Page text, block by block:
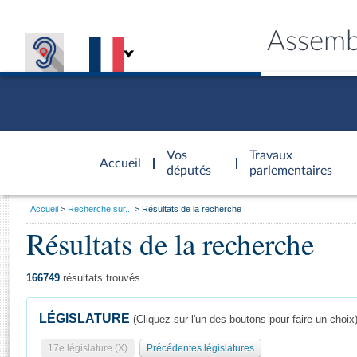
Accueil
d'accueil
Vos
députés
Travaux
parlementaires
Général
Vous
Accueil Recherche sur... Résultats de la recherche
Résultats de la recherche
166749 résultats trouvés
LÉGISLATURE (Cliquez sur l'un des boutons pour faire un choix)
17e législature (X) Précédentes législatures